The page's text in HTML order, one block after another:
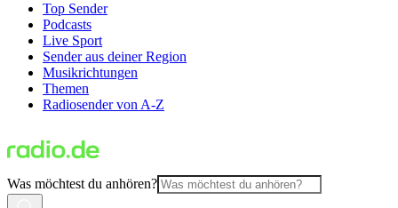
Top Sender
Podcasts
Live Sport
Sender aus deiner Region
Musikrichtungen
Themen
Radiosender von A-Z
Was möchtest du anhören?